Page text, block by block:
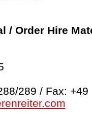
/ Order Hire
289 / Fax: